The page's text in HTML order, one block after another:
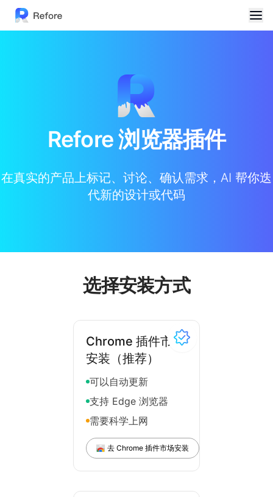
Refore 浏览器插件
在真实的产品上标记、讨论、确认需求，AI 帮你迭
代新的设计或代码
选择安装方式
Chrome 插件市场
安装（推荐）
可以自动更新
支持 Edge 浏览器
需要科学上网
去 Chrome 插件市场安装